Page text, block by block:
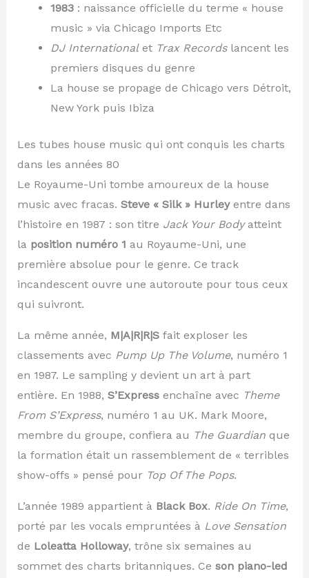
1983: naissance officielle du terme « house
music » via Chicago Imports Etc
DJ Internationalet Trax Recordslancent les
premiers disques du genre
La house se propage de Chicago vers Détroit,
New York puis Ibiza
Les tubes house music qui ont conquis les charts
dans les années 80
Le Royaume-Uni tombe amoureux de la house
music avec fracas. Steve « Silk » Hurleyentre dans
l’histoire en 1987 : son titre Jack Your Bodyatteint
la position numéro 1 au Royaume-Uni, une
première absolue pour le genre. Ce track
incandescent ouvre une autoroute pour tous ceux
qui suivront.
La même année, M|A|R|R|Sfait exploser les
classements avec Pump Up The Volume, numéro 1
en 1987. Le sampling y devient un art à part
entière. En 1988, S’Expressenchaîne avec Theme
From S’Express, numéro 1 au UK. Mark Moore,
membre du groupe, confiera au The Guardianque
la formation était un rassemblement de « terribles
show-offs » pensé pour Top Of The Pops.
L’année 1989 appartient à Black Box. Ride On Time,
porté par les vocals empruntées à Love Sensation
de Loleatta Holloway, trône six semaines au
sommet des charts britanniques. Ce son piano-led